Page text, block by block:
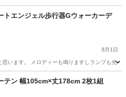
トエンジェル歩行器Gウォーカーデ
8月1日
思います。 メロディーも鳴りますしランプも光
スマートエンジェル
テン 幅105cm×丈178cm 2枚1組